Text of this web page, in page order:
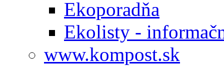
Ekoporadňa
Ekolisty -
www.kompost.sk